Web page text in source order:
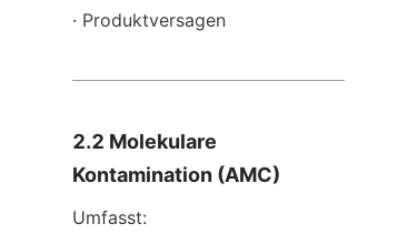
· Produktversagen
2.2 Molekulare
Kontamination (AMC)
Umfasst: